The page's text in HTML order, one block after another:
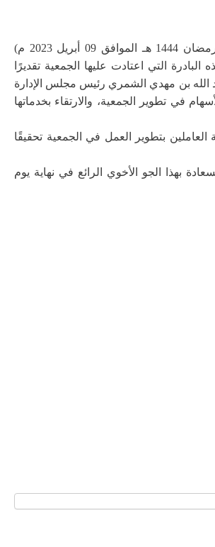
أقامت إدارة الجمعية التعاونية الاستهلاكية بالخفجي في يوم الأحد (18 رمضان 1444 هـ الموافق 09 أبريل 2023 م)
التي اعتادت عليها الجمعية تقديرًا
الله بن مهدي الشمري رئيس مجلس الإدارة
في تطوير الجمعية، والارتقاء بخدماتها
بتطوير العمل في الجمعية تحقيقًا
بهذا الجو الأخوي الرائع في نهاية يوم